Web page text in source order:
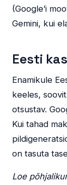
(Google’i
Gemini, kui
Eesti
Enamikule
keeles,
otsustav.
Kui tahad
on tasuta
Loe